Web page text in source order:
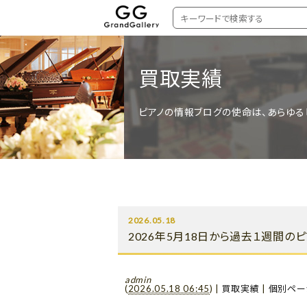
買取実績
ピアノの情報ブログの使命は、あらゆ
2026.05.18
2026年5月18日から過去１週間の
admin
(2026.05.18 06:45) 買取実績 個別ペ